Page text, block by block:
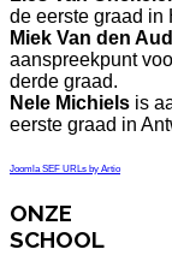
de eerste graad in
Miek Van den
aanspreekpunt
derde graad.
Nele Michiels is
eerste graad in
Joomla SEF URLs by Artio
ONZE
SCHOOL